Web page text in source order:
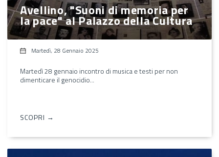
Avellino, "Suoni di memoria per
la pace" al Palazzo della Cultura
Martedì, 28 Gennaio 2025
Martedì 28 gennaio incontro di musica e testi per non
dimenticare il genocidio...
SCOPRI →